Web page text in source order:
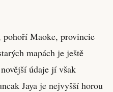
pohoří Maoke, provincie
mapách je ještě
údaje jí však
Jaya je nejvyšší horou